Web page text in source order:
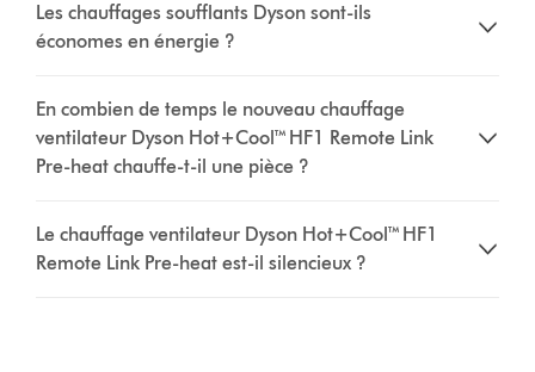
Les chauffages soufflants Dyson sont-ils
économes en énergie ?
En combien de temps le nouveau chauffage
ventilateur Dyson Hot+Cool™ HF1 Remote Link
Pre-heat chauffe-t-il une pièce ?
Le chauffage ventilateur Dyson Hot+Cool™ HF1
Remote Link Pre-heat est-il silencieux ?